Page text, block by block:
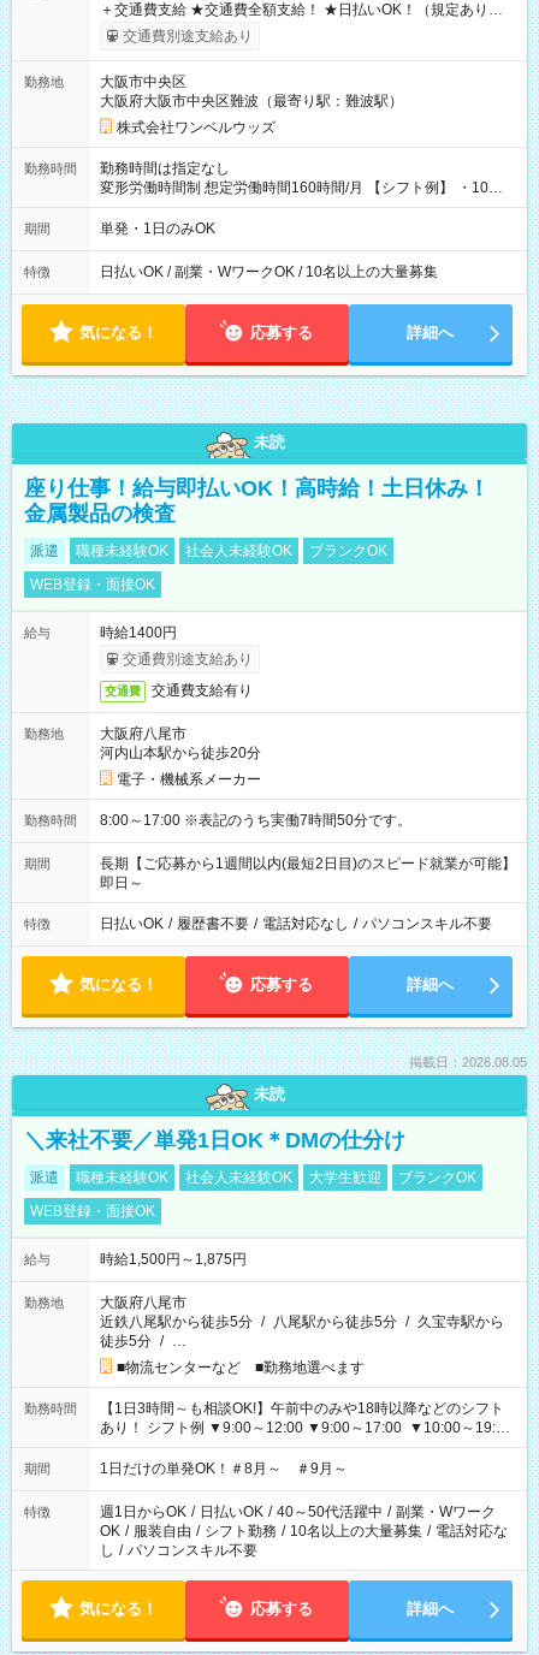
＋交通費支給 ★交通費全額支給！ ★日払いOK！（規定あり） ┗
働いたその日に現金GET♪ お仕事後はコンビニATMから 日払
交通費別途支給あり
勤務地
大阪市中央区
大阪府大阪市中央区難波（最寄り駅：難波駅）
株式会社ワンベルウッズ
勤務時間
勤務時間は指定なし
変形労働時間制 想定労働時間160時間/月 【シフト例】 ・10：
00～20：00
期間 単発・1日のみOK
特徴 日払いOK / 副業・WワークOK / 10名以上の大量募集
気になる！ 応募する 詳細へ
未読
座り仕事！給与即払いOK！高時給！土日休み！
金属製品の検査
派遣 職種未経験OK 社会人未経験OK
ブランクOK
WEB登録・面接OK
給与
時給1400円
交通費別途支給あり
交通費 交通費支給有り
勤務地
大阪府八尾市
河内山本駅から徒歩20分
電子・機械系メーカー
勤務時間 8:00～17:00 ※表記のうち実働7時間50分です。
期間
長期【ご応募から1週間以内(最短2日目)のスピード就業が可能】
即日～
特徴 日払いOK / 履歴書不要 / 電話対応なし / パソコンスキル不要
気になる！ 応募する 詳細へ
掲載日：2026.08.05
未読
＼来社不要／単発1日OK＊DMの仕分け
派遣 職種未経験OK 社会人未経験OK 大学生歓迎
ブランクOK
WEB登録・面接OK
給与 時給1,500円～1,875円
勤務地
大阪府八尾市
近鉄八尾駅から徒歩5分 / 八尾駅から徒歩5分 / 久宝寺駅から
徒歩5分 / …
■物流センターなど ■勤務地選べます
勤務時間
【1日3時間～も相談OK!】午前中のみや18時以降などのシフト
あり！ シフト例 ▼9:00～12:00 ▼9:00～17:00 ▼10:00～19:00
▼18:00～21:00
期間 1日だけの単発OK！＃8月～ ＃9月～
特徴 週1日からOK / 日払いOK / 40～50代活躍中 / 副業・Wワーク
OK / 服装自由 / シフト勤務 / 10名以上の大量募集 / 電話対応な
し / パソコンスキル不要
気になる！ 応募する 詳細へ